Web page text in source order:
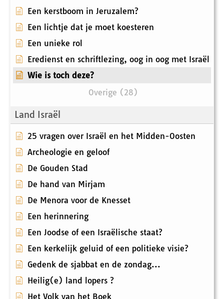
Een kerstboom in Jeruzalem?
Een lichtje dat je moet koesteren
Een unieke rol
Eredienst en schriftlezing, oog in oog met Israël
Wie is toch deze?
Overige (28)
Land Israël
25 vragen over Israël en het Midden-Oosten
Archeologie en geloof
De Gouden Stad
De hand van Mirjam
De Menora voor de Knesset
Een herinnering
Een Joodse of een Israëlische staat?
Een kerkelijk geluid of een politieke visie?
Gedenk de sjabbat en de zondag...
Heilig(e) land lopers ?
Het Volk van het Boek